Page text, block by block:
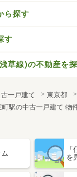
ら探す
す
草線)の不動産を
一戸建て 東京都
町駅の中古一戸建て 物
を